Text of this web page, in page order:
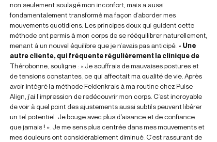
non seulement soulagé mon inconfort, mais a aussi
fondamentalement transformé ma façon d’aborder mes
mouvements quotidiens. Les principes doux qui guident cette
méthode ont permis à mon corps de se rééquilibrer naturellement,
menant à un nouvel équilibre que je n’avais pas anticipé. » Une
autre cliente, qui fréquente régulièrement la clinique de
Thérobonne, souligne : « Je souffrais de mauvaises postures et
de tensions constantes, ce qui affectait ma qualité de vie. Après
avoir intégré la méthode Feldenkrais à ma routine chez Pulse
Align, j’ai l’impression de redécouvrir mon corps. C’est incroyable
de voir à quel point des ajustements aussi subtils peuvent libérer
un tel potentiel. Je bouge avec plus d’aisance et de confiance
que jamais ! ». Je me sens plus centrée dans mes mouvements et
mes douleurs ont considérablement diminué. C’est rassurant de